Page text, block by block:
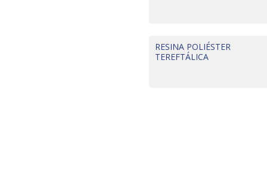
RESINA POLIÉSTER
TEREFTÁLICA